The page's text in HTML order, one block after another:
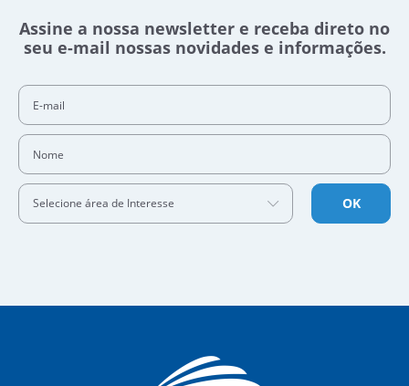
Assine a nossa newsletter e receba direto no
seu e-mail nossas novidades e informações.
Selecione área de Interesse OK